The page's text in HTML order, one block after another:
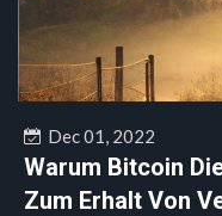
Dec 01, 2022
Warum Bitcoin
Zum Erhalt Von